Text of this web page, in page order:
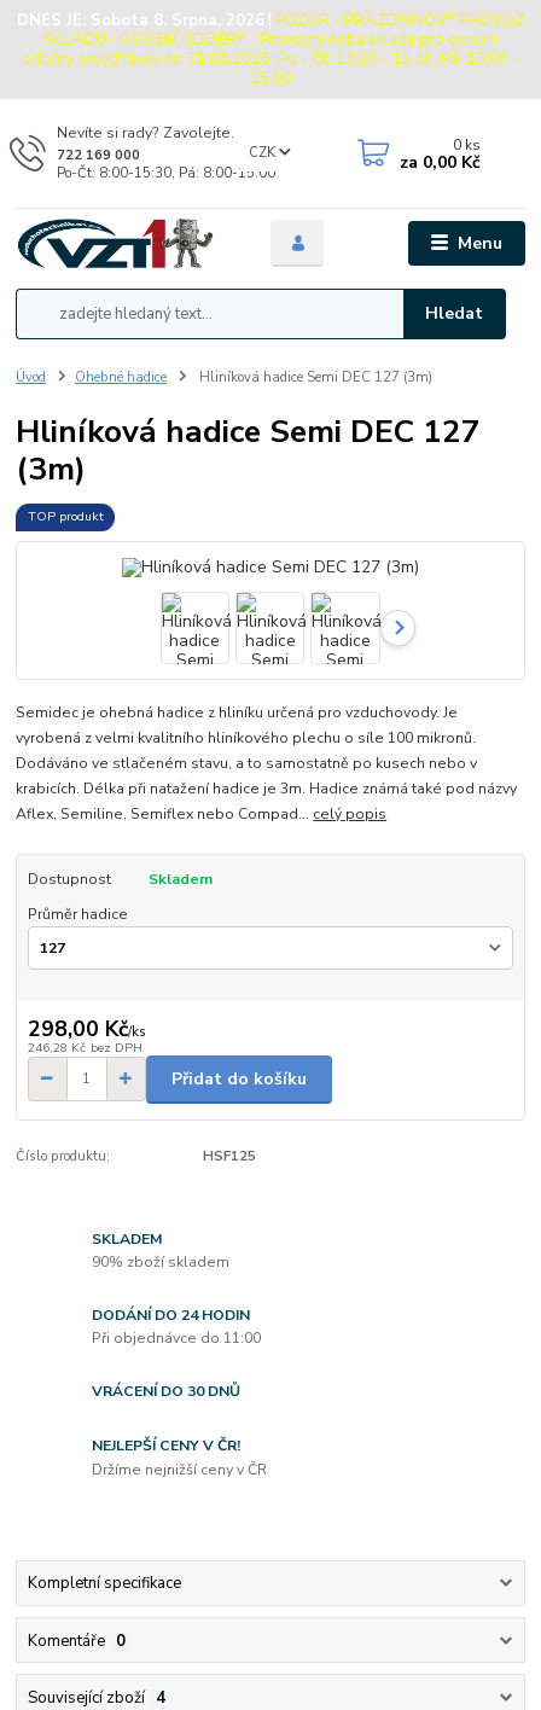
DNES JE: Sobota 8. Srpna, 2026 | POZOR - PRÁZDNINOVÝ PROVOZ
SKLADU / OSOBNÍ ODBĚRY - Provozní doba skladu pro osobní
odběry objednávek do 31.08.2026: Po - Čt: 13:00 - 15:30, Pá: 13:00 -
15:00
Menu
CZK
Hledat
Nevíte si rady? Zavolejte.
722 169 000
Po-Čt: 8:00-15:30, Pá: 8:00-15:00
0 ks
za 0,00 Kč
Úvod Ohebné hadice Hliníková hadice Semi DEC 127 (3m)
Hliníková hadice Semi DEC 127
(3m)
TOP produkt
Semidec je ohebná hadice z hliníku určená pro vzduchovody. Je
vyrobená z velmi kvalitního hliníkového plechu o síle 100 mikronů.
Dodáváno ve stlačeném stavu, a to samostatně po kusech nebo v
krabicích. Délka při natažení hadice je 3m. Hadice známá také pod názvy
Aflex, Semiline, Semiflex nebo Compad... celý popis
Dostupnost
Skladem
Průměr hadice
298,00 Kč/ks
246,28 Kč bez DPH
Přidat do košíku
Číslo produktu: HSF125
SKLADEM
90% zboží skladem
DODÁNÍ DO 24 HODIN
Při objednávce do 11:00
VRÁCENÍ DO 30 DNŮ
NEJLEPŠÍ CENY V ČR!
Držíme nejnižší ceny v ČR
Kompletní specifikace
Komentáře 0
Související zboží 4